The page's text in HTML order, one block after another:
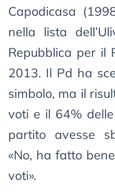
Capodicasa
nella lista
Repubblica per il
2013. Il Pd ha
simbolo, ma il
voti e il 64%
partito avesse
«No, ha fatto
voti».